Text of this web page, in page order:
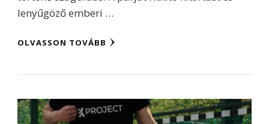
lenyűgöző emberi …
OLVASSON TOVÁBB